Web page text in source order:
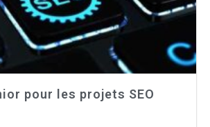
pour les projets SEO